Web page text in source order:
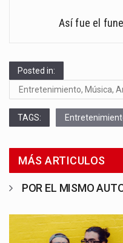
Así fue el
Posted in:
Entretenimiento, Música,
TAGS:
MÁS ARTICULOS
POR EL MISMO